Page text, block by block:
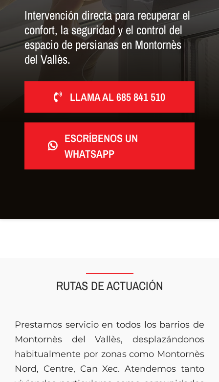
Intervención directa para recuperar el
confort, la seguridad y el control del
espacio de persianas en Montornès
del Vallès.
LLAMA AL 685 841 510
ESCRÍBENOS UN
WHATSAPP
RUTAS DE ACTUACIÓN
Prestamos servicio en todos los barrios de
Montornès del Vallès, desplazándonos
habitualmente por zonas como Montornès
Nord, Centre, Can Xec. Atendemos tanto